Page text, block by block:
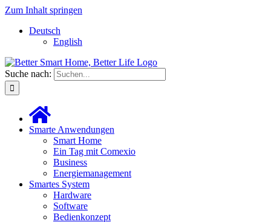
Zum Inhalt springen
Deutsch
English
Suche nach:
Smarte Anwendungen
Smart Home
Ein Tag mit Comexio
Business
Energiemanagement
Smartes System
Hardware
Software
Bedienkonzept